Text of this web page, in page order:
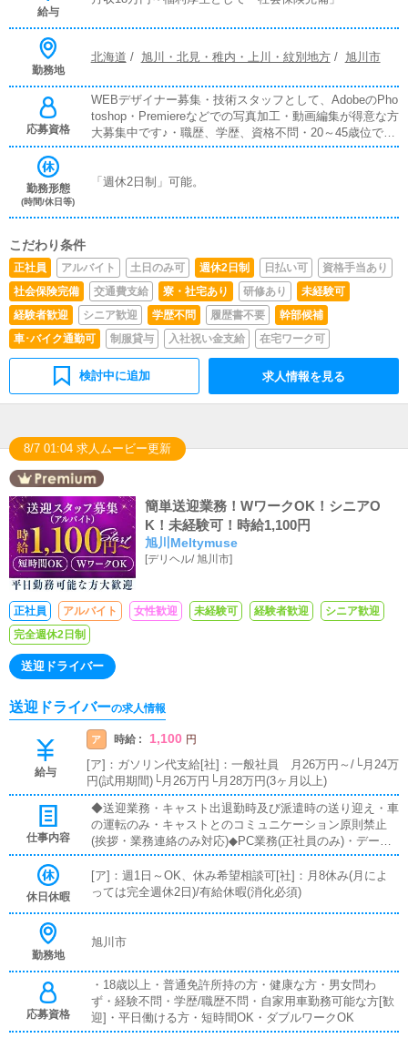
給与
勤務地
北海道 / 旭川・北見・稚内・上川・紋別地方/ 旭川市
応募資格
WEBデザイナー募集・技術スタッフとして、AdobeのPho
toshop・Premiereなどでの写真加工・動画編集が得意な方
大募集中です♪・職歴、学歴、資格不問・20～45歳位で元
気のある方
勤務形態
(時間/休日等)
「週休2日制」可能。
こだわり条件
正社員 アルバイト 土日のみ可 週休2日制 日払い可
資格手当あり
社会保険完備
交通費支給 寮・社宅あり 研修あり
未経験可
経験者歓迎
シニア歓迎 学歴不問 履歴書不要
幹部候補
車･バイク通勤可
制服貸与 入社祝い金支給 在宅ワーク可
検討中に追加 求人情報を見る
8/7 01:04 求人ムービー更新
簡単送迎業務！WワークOK！シニアO
K！未経験可！時給1,100円
旭川Meltymuse
[デリヘル/ 旭川市]
正社員 アルバイト 女性歓迎 未経験可 経験者歓迎
シニア歓迎
完全週休2日制
送迎ドライバー
送迎ドライバーの求人情報
給与
ア 時給 : 1,100 円
[ア]：ガソリン代支給[社]：一般社員 月26万円～/└月24万
円(試用期間)└月26万円└月28万円(3ヶ月以上)
仕事内容
◆送迎業務・キャスト出退勤時及び派遣時の送り迎え・車
の運転のみ・キャストとのコミュニケーション原則禁止
(挨拶・業務連絡のみ対応)◆PC業務(正社員のみ)・データ
入力および、ポータルサイトの情報更新◆電話応対業務
(正社員のみ)・お客様からの電話の対応、予約確認、ドラ
イバーへの配車指示等
休日休暇
[ア]：週1日～OK、休み希望相談可[社]：月8休み(月によ
っては完全週休2日)/有給休暇(消化必須)
勤務地
旭川市
応募資格
・18歳以上・普通免許所持の方・健康な方・男女問わ
ず・経験不問・学歴/職歴不問・自家用車勤務可能な方[歓
迎]・平日働ける方・短時間OK・ダブルワークOK